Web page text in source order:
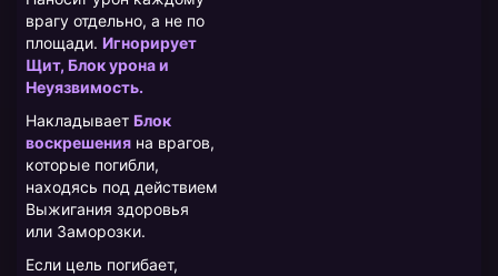
врагу отдельно, а не по
площади. Игнорирует
Щит, Блок урона и
Неуязвимость.
Накладывает Блок
воскрешения на врагов,
которые погибли,
находясь под действием
Выжигания здоровья
или Заморозки.
Если цель погибает,